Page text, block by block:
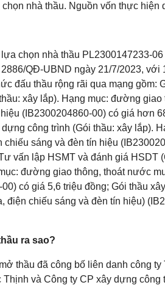
nhà thầu. Nguồn vốn thực
chọn nhà thầu PL2300147233-
QĐ-UBND ngày 21/7/2023, với
đấu thầu rộng rãi qua mạng gồm:
xây lắp). Hạng mục: đường
(IB2300204860-00) có giá hơn
công trình (Gói thầu: xây lắp).
sáng và đèn tín hiệu
vấn lập HSMT và đánh giá HSDT
đường giao thông, thoát nước
có giá 5,6 triệu đồng; Gói thầu
điện chiếu sáng và đèn tín hiệu)
ra sao?
thầu đã công bố liên danh công
và Công ty CP xây dựng công